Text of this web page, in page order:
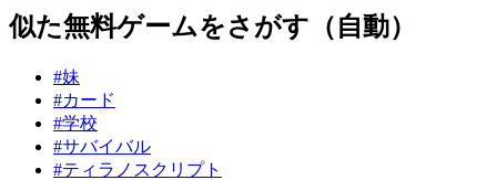
似た無料ゲームをさがす（自動）
#妹
#カード
#学校
#サバイバル
#ティラノスクリプト